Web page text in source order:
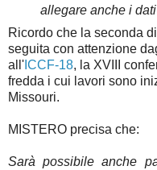
allegare anche i
Ricordo che la seconda
seguita con attenzione
all' ICCF-18, la XVIII
fredda i cui lavori sono
Missouri.
MISTERO precisa che:
Sarà possibile anche